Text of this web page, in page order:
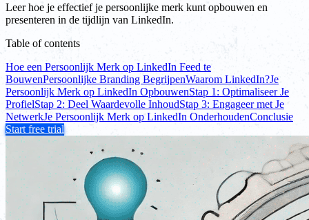
Leer hoe je effectief je persoonlijke merk kunt opbouwen en
presenteren in de tijdlijn van LinkedIn.
Table of contents
Hoe een Persoonlijk Merk op LinkedIn Feed te
BouwenPersoonlijke Branding BegrijpenWaarom LinkedIn?Je
Persoonlijk Merk op LinkedIn OpbouwenStap 1: Optimaliseer Je
ProfielStap 2: Deel Waardevolle InhoudStap 3: Engageer met Je
NetwerkJe Persoonlijk Merk op LinkedIn OnderhoudenConclusie
Start free trial